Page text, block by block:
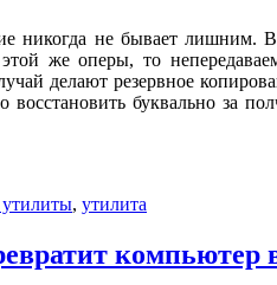
никогда не бывает
же оперы, то
делают резервное
буквально за
, утилита
компьютер